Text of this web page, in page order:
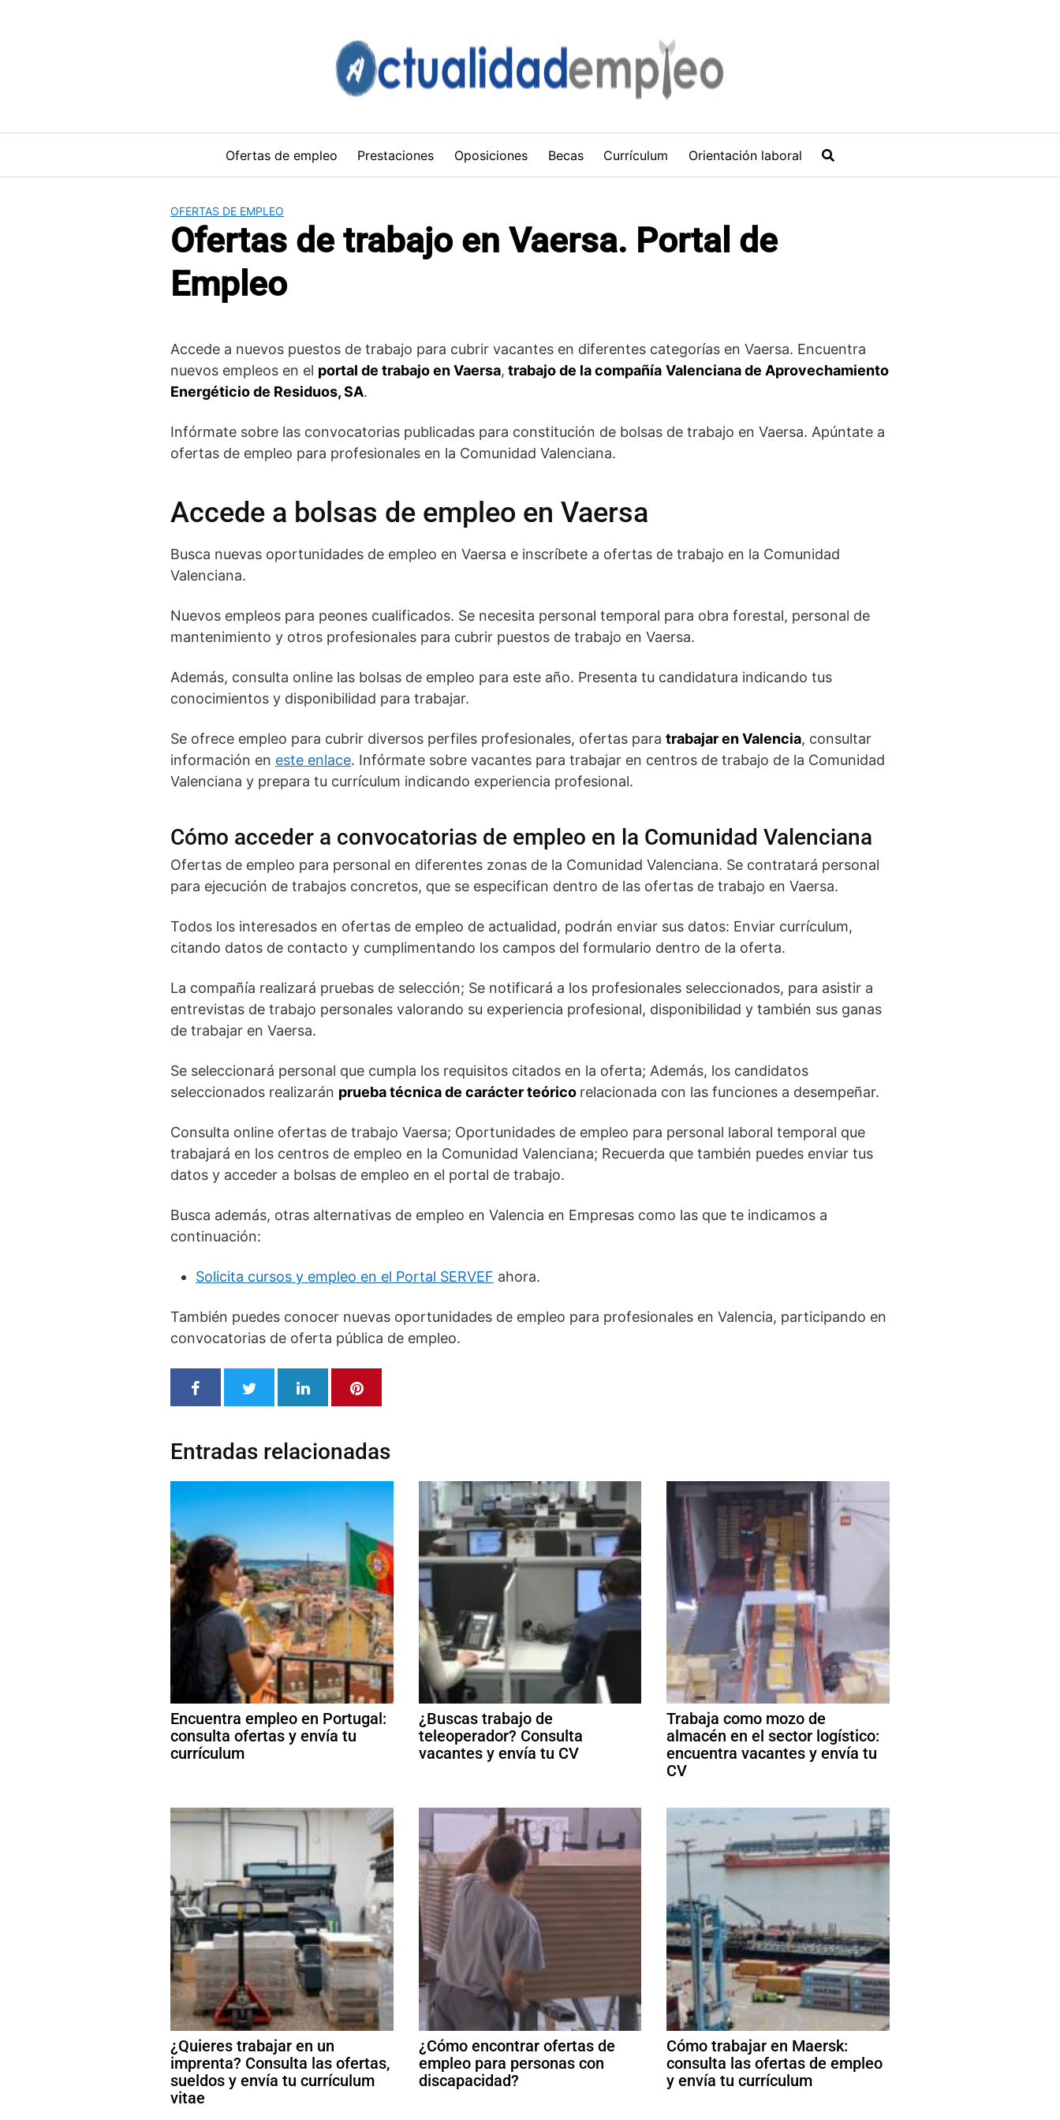
Ofertas de empleo Prestaciones Oposiciones Becas Currículum Orientación laboral
OFERTAS DE EMPLEO
Ofertas de trabajo en Vaersa. Portal de
Empleo
Accede a nuevos puestos de trabajo para cubrir vacantes en diferentes categorías en Vaersa. Encuentra
nuevos empleos en el portal de trabajo en Vaersa, trabajo de la compañía Valenciana de Aprovechamiento
Energéticio de Residuos, SA.
Infórmate sobre las convocatorias publicadas para constitución de bolsas de trabajo en Vaersa. Apúntate a
ofertas de empleo para profesionales en la Comunidad Valenciana.
Accede a bolsas de empleo en Vaersa
Busca nuevas oportunidades de empleo en Vaersa e inscríbete a ofertas de trabajo en la Comunidad
Valenciana.
Nuevos empleos para peones cualificados. Se necesita personal temporal para obra forestal, personal de
mantenimiento y otros profesionales para cubrir puestos de trabajo en Vaersa.
Además, consulta online las bolsas de empleo para este año. Presenta tu candidatura indicando tus
conocimientos y disponibilidad para trabajar.
Se ofrece empleo para cubrir diversos perfiles profesionales, ofertas para trabajar en Valencia, consultar
información en este enlace. Infórmate sobre vacantes para trabajar en centros de trabajo de la Comunidad
Valenciana y prepara tu currículum indicando experiencia profesional.
Cómo acceder a convocatorias de empleo en la Comunidad Valenciana
Ofertas de empleo para personal en diferentes zonas de la Comunidad Valenciana. Se contratará personal
para ejecución de trabajos concretos, que se especifican dentro de las ofertas de trabajo en Vaersa.
Todos los interesados en ofertas de empleo de actualidad, podrán enviar sus datos: Enviar currículum,
citando datos de contacto y cumplimentando los campos del formulario dentro de la oferta.
La compañía realizará pruebas de selección; Se notificará a los profesionales seleccionados, para asistir a
entrevistas de trabajo personales valorando su experiencia profesional, disponibilidad y también sus ganas
de trabajar en Vaersa.
Se seleccionará personal que cumpla los requisitos citados en la oferta; Además, los candidatos
seleccionados realizarán prueba técnica de carácter teórico relacionada con las funciones a desempeñar.
Consulta online ofertas de trabajo Vaersa; Oportunidades de empleo para personal laboral temporal que
trabajará en los centros de empleo en la Comunidad Valenciana; Recuerda que también puedes enviar tus
datos y acceder a bolsas de empleo en el portal de trabajo.
Busca además, otras alternativas de empleo en Valencia en Empresas como las que te indicamos a
continuación:
Solicita cursos y empleo en el Portal SERVEF ahora.
También puedes conocer nuevas oportunidades de empleo para profesionales en Valencia, participando en
convocatorias de oferta pública de empleo.
Entradas relacionadas
Encuentra empleo en Portugal:
consulta ofertas y envía tu
currículum
¿Buscas trabajo de
teleoperador? Consulta
vacantes y envía tu CV
Trabaja como mozo de
almacén en el sector logístico:
encuentra vacantes y envía tu
CV
¿Quieres trabajar en un
imprenta? Consulta las ofertas,
sueldos y envía tu currículum
vitae
¿Cómo encontrar ofertas de
empleo para personas con
discapacidad?
Cómo trabajar en Maersk:
consulta las ofertas de empleo
y envía tu currículum